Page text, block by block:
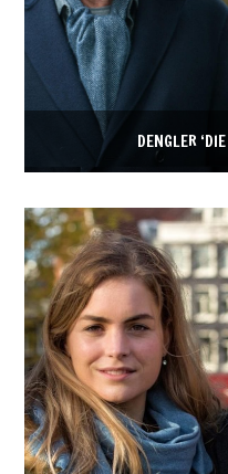
DENGLER